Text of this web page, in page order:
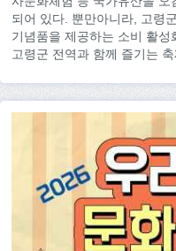
되어 있다. 뿐만아니라, 고령
기념품을 제공하는 소비 활
고령군 전역과 함께 즐기는